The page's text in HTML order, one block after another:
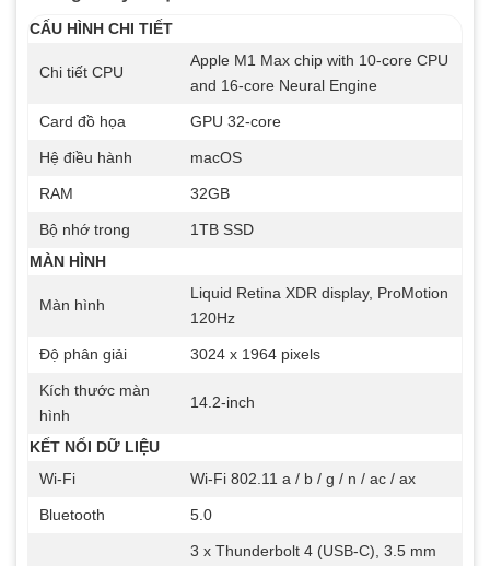
CẤU HÌNH CHI TIẾT
Chi tiết CPU
Apple M1 Max chip with 10‑core CPU
and 16‑core Neural Engine
Card đồ họa GPU 32-core
Hệ điều hành macOS
RAM 32GB
Bộ nhớ trong
1TB SSD
MÀN HÌNH
Màn hình
Liquid Retina XDR display, ProMotion
120Hz
Độ phân giải 3024 x 1964 pixels
Kích thước màn
hình
14.2-inch
KẾT NỐI DỮ LIỆU
Wi-Fi
Wi-Fi 802.11 a / b / g / n / ac / ax
Bluetooth 5.0
3 x Thunderbolt 4 (USB-C), 3.5 mm